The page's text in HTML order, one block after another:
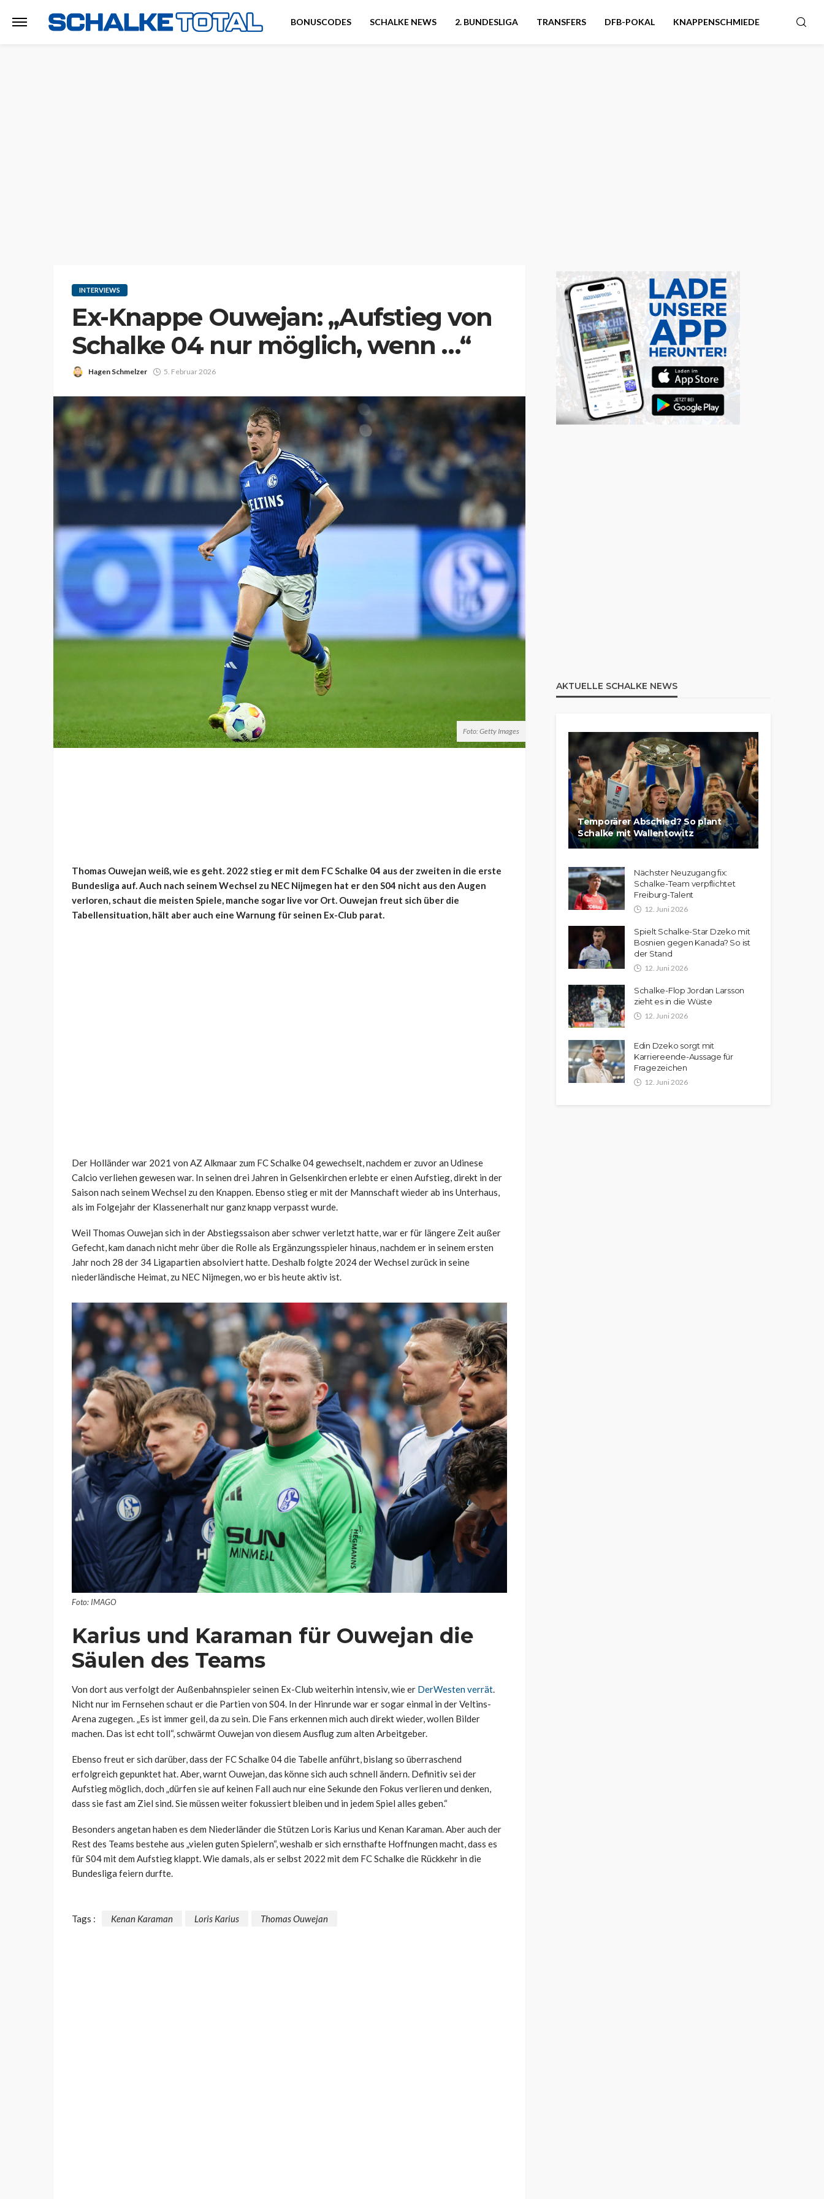
BONUSCODES SCHALKE NEWS 2. BUNDESLIGA TRANSFERS DFB-POKAL KNAPPENSCHMIEDE
INTERVIEWS
Ex-Knappe Ouwejan: „Aufstieg von
Schalke 04 nur möglich, wenn …“
Hagen Schmelzer 5. Februar 2026
Foto: Getty Images
Thomas Ouwejan weiß, wie es geht. 2022 stieg er mit dem FC Schalke 04 aus der zweiten in die erste
Bundesliga auf. Auch nach seinem Wechsel zu NEC Nijmegen hat er den S04 nicht aus den Augen
verloren, schaut die meisten Spiele, manche sogar live vor Ort. Ouwejan freut sich über die
Tabellensituation, hält aber auch eine Warnung für seinen Ex-Club parat.
Der Holländer war 2021 von AZ Alkmaar zum FC Schalke 04 gewechselt, nachdem er zuvor an Udinese
Calcio verliehen gewesen war. In seinen drei Jahren in Gelsenkirchen erlebte er einen Aufstieg, direkt in der
Saison nach seinem Wechsel zu den Knappen. Ebenso stieg er mit der Mannschaft wieder ab ins Unterhaus,
als im Folgejahr der Klassenerhalt nur ganz knapp verpasst wurde.
Weil Thomas Ouwejan sich in der Abstiegssaison aber schwer verletzt hatte, war er für längere Zeit außer
Gefecht, kam danach nicht mehr über die Rolle als Ergänzungsspieler hinaus, nachdem er in seinem ersten
Jahr noch 28 der 34 Ligapartien absolviert hatte. Deshalb folgte 2024 der Wechsel zurück in seine
niederländische Heimat, zu NEC Nijmegen, wo er bis heute aktiv ist.
Foto: IMAGO
Karius und Karaman für Ouwejan die
Säulen des Teams
Von dort aus verfolgt der Außenbahnspieler seinen Ex-Club weiterhin intensiv, wie er DerWesten verrät.
Nicht nur im Fernsehen schaut er die Partien von S04. In der Hinrunde war er sogar einmal in der Veltins-
Arena zugegen. „Es ist immer geil, da zu sein. Die Fans erkennen mich auch direkt wieder, wollen Bilder
machen. Das ist echt toll“, schwärmt Ouwejan von diesem Ausflug zum alten Arbeitgeber.
Ebenso freut er sich darüber, dass der FC Schalke 04 die Tabelle anführt, bislang so überraschend
erfolgreich gepunktet hat. Aber, warnt Ouwejan, das könne sich auch schnell ändern. Definitiv sei der
Aufstieg möglich, doch „dürfen sie auf keinen Fall auch nur eine Sekunde den Fokus verlieren und denken,
dass sie fast am Ziel sind. Sie müssen weiter fokussiert bleiben und in jedem Spiel alles geben.“
Besonders angetan haben es dem Niederländer die Stützen Loris Karius und Kenan Karaman. Aber auch der
Rest des Teams bestehe aus „vielen guten Spielern“, weshalb er sich ernsthafte Hoffnungen macht, dass es
für S04 mit dem Aufstieg klappt. Wie damals, als er selbst 2022 mit dem FC Schalke die Rückkehr in die
Bundesliga feiern durfte.
Tags : Kenan Karaman Loris Karius Thomas Ouwejan
AKTUELLE SCHALKE NEWS
Temporärer Abschied? So plant
Schalke mit Wallentowitz
Nächster Neuzugang fix:
Schalke-Team verpflichtet
Freiburg-Talent
12. Juni 2026
Spielt Schalke-Star Dzeko mit
Bosnien gegen Kanada? So ist
der Stand
12. Juni 2026
Schalke-Flop Jordan Larsson
zieht es in die Wüste
12. Juni 2026
Edin Dzeko sorgt mit
Karriereende-Aussage für
Fragezeichen
12. Juni 2026